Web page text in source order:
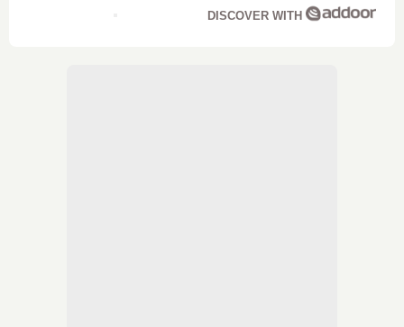
DISCOVER WITH